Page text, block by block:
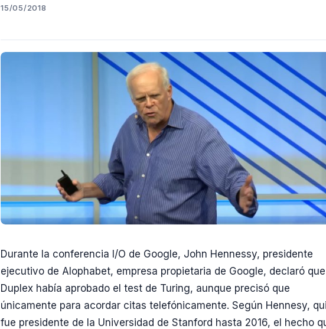
15/05/2018
Durante la conferencia I/O de Google, John Hennessy, presidente
ejecutivo de Alophabet, empresa propietaria de Google, declaró que
Duplex había aprobado el test de Turing, aunque precisó que
únicamente para acordar citas telefónicamente. Según Hennesy,
fue presidente de la Universidad de Stanford hasta 2016, el hecho